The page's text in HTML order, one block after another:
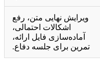
ویرایش نهایی متن، رفع
اشکالات احتمالی،
آماده‌سازی فایل ارائه،
تمرین برای جلسه دفاع.